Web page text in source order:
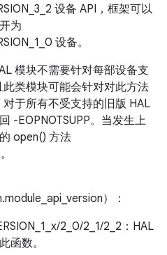
设备 API，框架可以
为
设备。
模块不需要针对每部设备支
类模块可能会针对对此方法
对于所有不受支持的旧版 HAL
-EOPNOTSUPP。当发生上
open() 方法
）：
2_0/2_1/2_2：HAL
函数。